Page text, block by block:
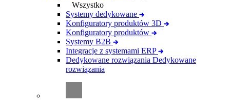
Wszystko
Systemy dedykowane
Konfiguratory produktów 3D
Konfiguratory produktów
Systemy B2B
Integracje z systemami ERP
Dedykowane rozwiązania Dedykowane
rozwiązania